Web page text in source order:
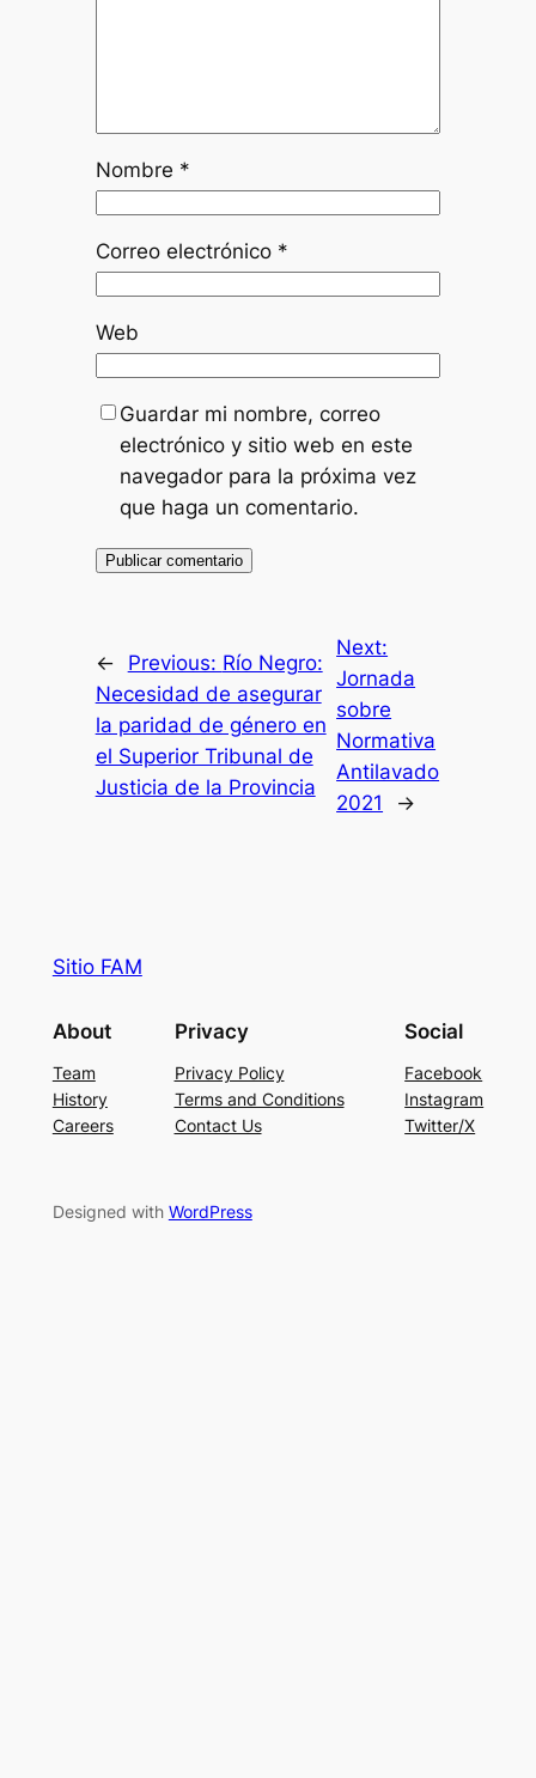
Nombre *
Correo electrónico *
Web
Guardar mi nombre, correo
electrónico y sitio web en este
navegador para la próxima vez
que haga un comentario.
← Previous: Río Negro:
Necesidad de asegurar
la paridad de género en
el Superior Tribunal de
Justicia de la Provincia
Next:
Jornada
sobre
Normativa
Antilavado
2021
→
Sitio FAM
About
Team
History
Careers
Privacy
Privacy Policy
Terms and Conditions
Contact Us
Social
Facebook
Instagram
Twitter/X
Designed with WordPress